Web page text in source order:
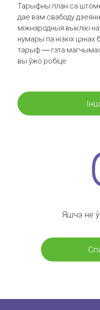
Тарыфны план са
дае вам свабоду
міжнародныя выклікі
нумары па нізкіх цэнах
тарыф — гэта
вы ўжо робіце
Яшчэ не